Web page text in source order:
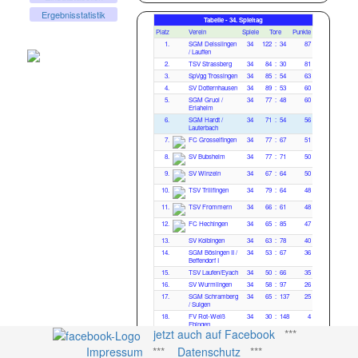
Ergebnisstatistik
Tabelle - 34. Spieltag
Platz
Verein Spiele Tore
Punkte
1.
SGM Deisslingen
/ Lauffen
34 122 : 34 87
2. TSV Strassberg 34 84 : 30
81
3.
SpVgg Trossingen 34 85 : 54
63
4.
SV Dotternhausen 34 89 : 53
60
5.
SGM Gruol /
Erlaheim
34 77 : 48 60
6.
SGM Hardt /
Lauterbach
34 71 : 54 56
7. FC Grosselfingen 34 77 : 67
51
8.
SV Bubsheim 34 77 : 71
50
9.
SV Winzeln 34 67 : 64
50
10.
TSV Trillfingen 34 79 : 64
48
11.
TSV Frommern 34 66 : 61
48
12.
FC Hechingen 34 65 : 85
47
13.
SV Kolbingen 34 63 : 78
40
14.
SGM Bösingen II /
Beffendorf I
34 53 : 67 36
15. TSV Laufen/Eyach 34 50 : 66
35
16.
SV Wurmlingen 34 58 : 97
26
17.
SGM Schramberg
/ Sulgen
34 65 : 137 25
18.
FV Rot-Weiß
Ebingen
34 30 : 148 4
jetzt auch auf Facebook***
Impressum *** Datenschutz ***